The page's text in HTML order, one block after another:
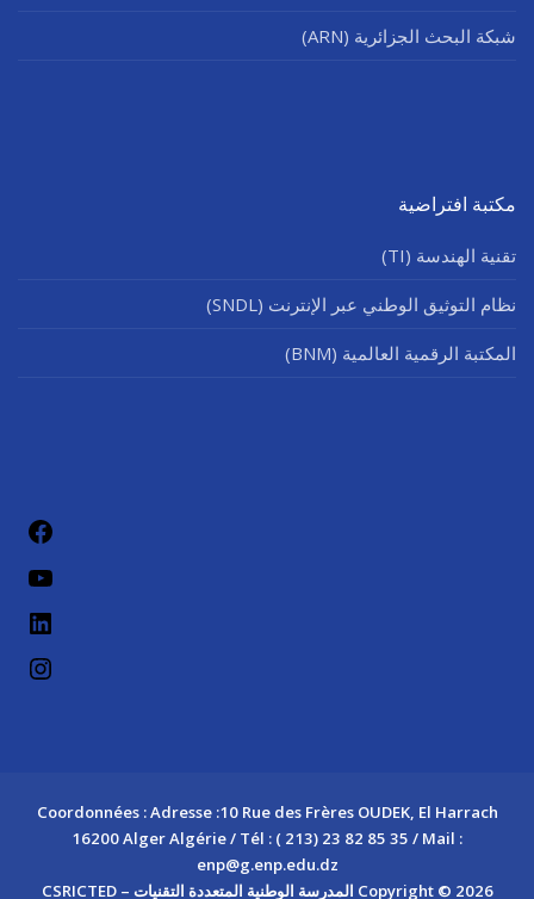
شبكة البحث الجزائرية (ARN)
مكتبة افتراضية
تقنية الهندسة (TI)
نظام التوثيق الوطني عبر الإنترنت (SNDL)
المكتبة الرقمية العالمية (BNM)
لينكد إن
Coordonnées : Adresse :10 Rue des Frères OUDEK, El Harrach
16200 Alger Algérie / Tél : ( 213) 23 82 85 35 / Mail :
enp@g.enp.edu.dz
Copyright © 2026 المدرسة الوطنية المتعددة التقنيات – CSRICTED